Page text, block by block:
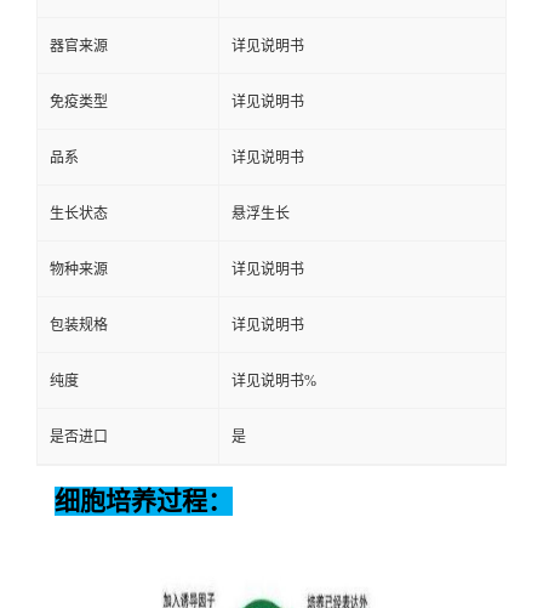
器官来源 详见说明书
免疫类型 详见说明书
品系 详见说明书
生长状态 悬浮生长
物种来源 详见说明书
包装规格 详见说明书
纯度 详见说明书%
是否进口 是
细胞培养过程：